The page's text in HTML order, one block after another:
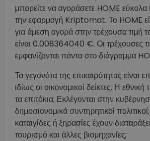
μπορείτε να αγοράσετε HOME
την εφαρμογή Kriptomat. Το HOME
για άμεση αγορά στην τρέχουσα τιμή
είναι 0.008364040 €. Οι τρέχουσες
εμφανίζονται πάντα στο διάγραμμα
Τα γεγονότα της επικαιρότητας είναι
ιδίως οι οικονομικοί δείκτες. Η εθνική
τα επιτόκια; Εκλέγονται στην
δημοσιονομικά συντηρητικοί
καταιγίδες ή ξηρασίες έχουν
τουρισμό και άλλες βιομηχανίες;